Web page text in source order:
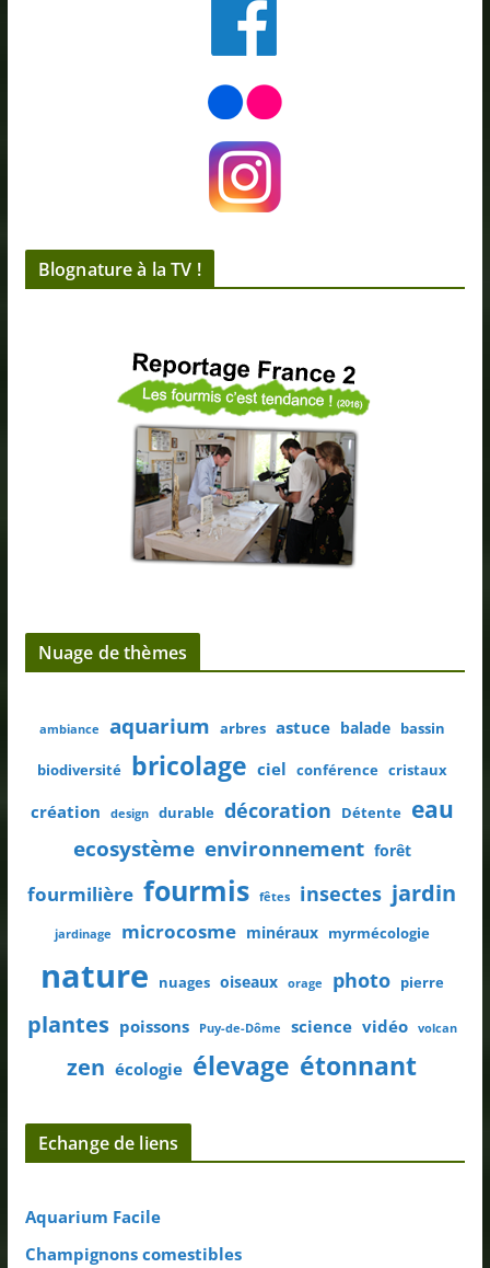
Blognature à la TV !
Nuage de thèmes
ambiance aquarium arbres astuce balade bassin
biodiversité bricolage ciel conférence cristaux
création design durable décoration Détente eau
ecosystème environnement forêt
fourmilière fourmis fêtes insectes jardin
jardinage microcosme minéraux myrmécologie
nature nuages oiseaux orage photo pierre
plantes poissons Puy-de-Dôme science vidéo volcan
zen écologie élevage étonnant
Echange de liens
Aquarium Facile
Champignons comestibles